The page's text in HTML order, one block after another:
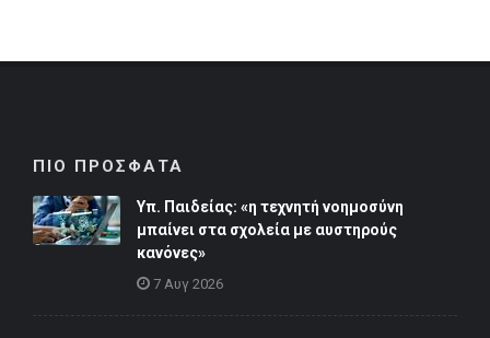
ΠΙΟ ΠΡΟΣΦΑΤΑ
Υπ. Παιδείας: «η τεχνητή νοημοσύνη
μπαίνει στα σχολεία με αυστηρούς
κανόνες»
7 Αυγ 2026